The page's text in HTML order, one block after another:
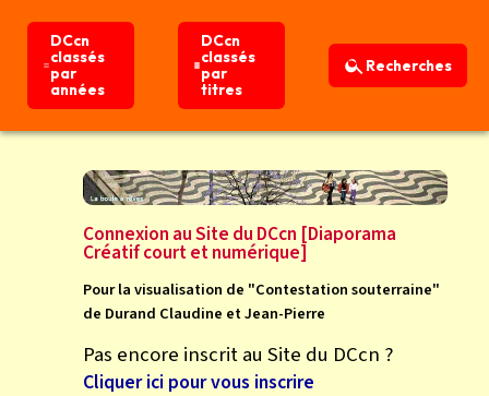
DCcn
classés
par
années
DCcn
classés
par
titres
Recherches
DCcn
classés
par
années
DCcn
classés
par
titres
Recherches
Connexion au Site du DCcn [Diaporama
Créatif court et numérique]
Pour la visualisation de "Contestation souterraine"
de Durand Claudine et Jean-Pierre
Pas encore inscrit au Site du DCcn ?
Cliquer ici pour vous inscrire